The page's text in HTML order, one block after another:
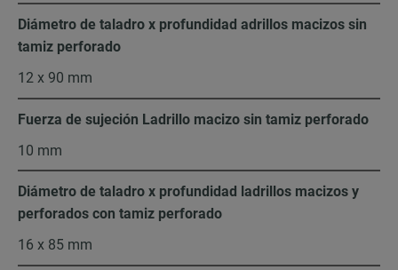
Diámetro de taladro x profundidad adrillos macizos sin
tamiz perforado
12 x 90 mm
Fuerza de sujeción Ladrillo macizo sin tamiz perforado
10 mm
Diámetro de taladro x profundidad ladrillos macizos y
perforados con tamiz perforado
16 x 85 mm